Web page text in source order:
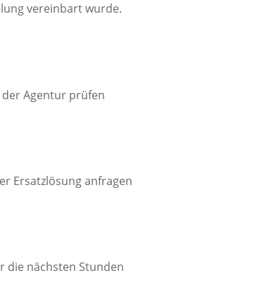
vereinbart wurde.
Agentur prüfen
Ersatzlösung anfragen
die nächsten Stunden